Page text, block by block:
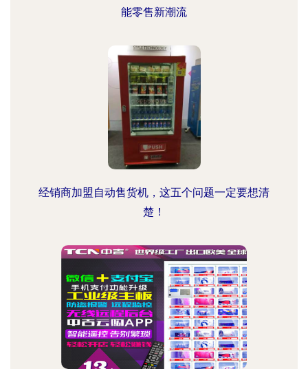
能零售新潮流
经销商加盟自动售货机，这五个问题一定要想清
楚！